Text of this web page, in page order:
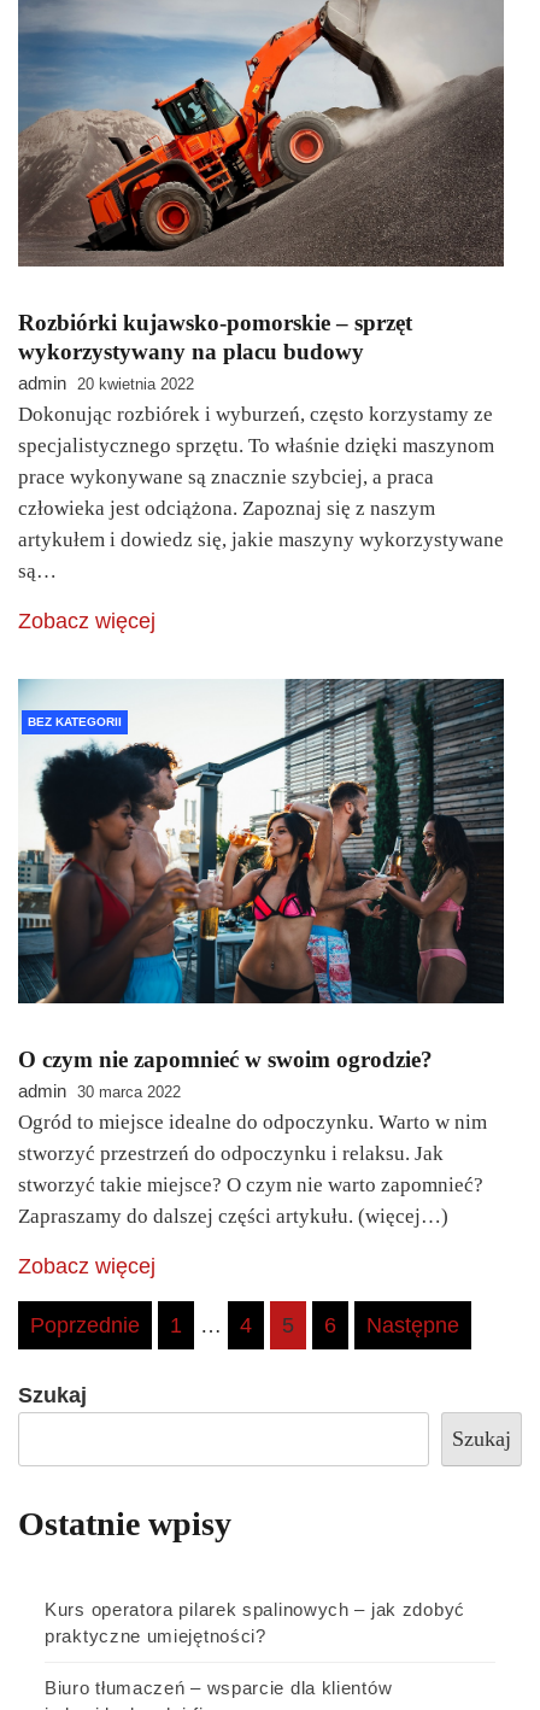
Rozbiórki kujawsko-pomorskie – sprzęt
wykorzystywany na placu budowy
admin 20 kwietnia 2022
Dokonując rozbiórek i wyburzeń, często korzystamy ze
specjalistycznego sprzętu. To właśnie dzięki maszynom
prace wykonywane są znacznie szybciej, a praca
człowieka jest odciążona. Zapoznaj się z naszym
artykułem i dowiedz się, jakie maszyny wykorzystywane
są…
Zobacz więcej
BEZ KATEGORII
O czym nie zapomnieć w swoim ogrodzie?
admin 30 marca 2022
Ogród to miejsce idealne do odpoczynku. Warto w nim
stworzyć przestrzeń do odpoczynku i relaksu. Jak
stworzyć takie miejsce? O czym nie warto zapomnieć?
Zapraszamy do dalszej części artykułu. (więcej…)
Zobacz więcej
Stronicowanie
Poprzednie 1 … 4 5 6 Następne
Szukaj
Szukaj
Ostatnie wpisy
Kurs operatora pilarek spalinowych – jak zdobyć
praktyczne umiejętności?
Biuro tłumaczeń – wsparcie dla klientów